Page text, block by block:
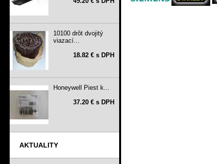
10100 drôt dvojitý
viazací...
18.82 € s DPH
Honeywell Piest k...
37.20 € s DPH
AKTUALITY